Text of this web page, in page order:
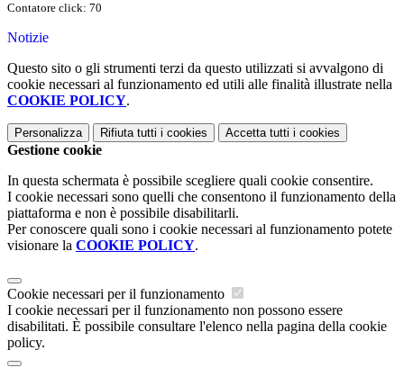
Contatore click: 70
Notizie
Questo sito o gli strumenti terzi da questo utilizzati si avvalgono di
cookie necessari al funzionamento ed utili alle finalità illustrate nella
COOKIE POLICY.
Personalizza Rifiuta tutti i cookies Accetta tutti i cookies
Gestione cookie
In questa schermata è possibile scegliere quali cookie consentire.
I cookie necessari sono quelli che consentono il funzionamento della
piattaforma e non è possibile disabilitarli.
Per conoscere quali sono i cookie necessari al funzionamento potete
visionare la COOKIE POLICY.
Cookie necessari per il funzionamento
I cookie necessari per il funzionamento non possono essere
disabilitati. È possibile consultare l'elenco nella pagina della cookie
policy.